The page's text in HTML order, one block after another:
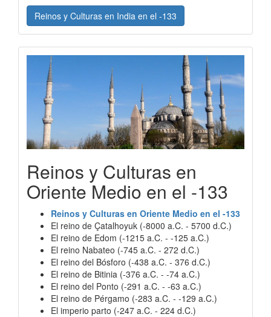
Reinos y Culturas en India en el -133
Reinos y Culturas en
Oriente Medio en el -133
Reinos y Culturas en Oriente Medio en el -133
El reino de Çatalhoyuk (-8000 a.C. - 5700 d.C.)
El reino de Edom (-1215 a.C. - -125 a.C.)
El reino Nabateo (-745 a.C. - 272 d.C.)
El reino del Bósforo (-438 a.C. - 376 d.C.)
El reino de Bitinia (-376 a.C. - -74 a.C.)
El reino del Ponto (-291 a.C. - -63 a.C.)
El reino de Pérgamo (-283 a.C. - -129 a.C.)
El imperio parto (-247 a.C. - 224 d.C.)